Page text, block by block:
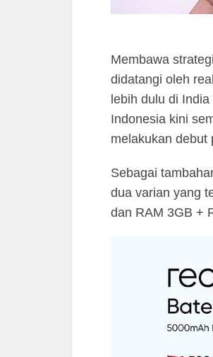
Membawa
didatangi oleh
lebih dulu di
Indonesia kini
melakukan debut
Sebagai
dua varian yang
dan RAM 3GB +